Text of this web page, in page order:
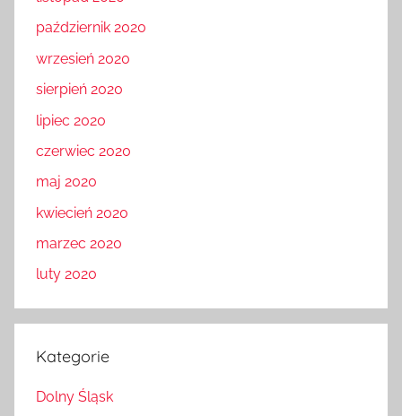
październik 2020
wrzesień 2020
sierpień 2020
lipiec 2020
czerwiec 2020
maj 2020
kwiecień 2020
marzec 2020
luty 2020
Kategorie
Dolny Śląsk